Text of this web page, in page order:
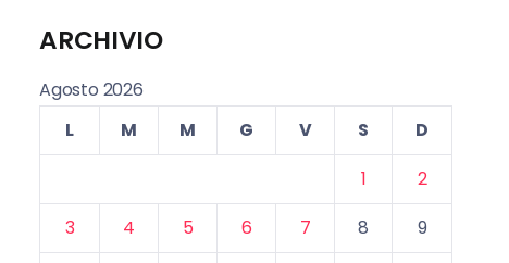
ARCHIVIO
Agosto 2026
L
M M G V S
D
1
2
3
4 5 6 7 8
9